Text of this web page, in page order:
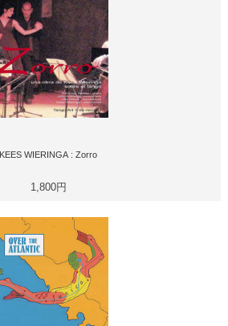
KEES WIERINGA : Zorro
1,800円